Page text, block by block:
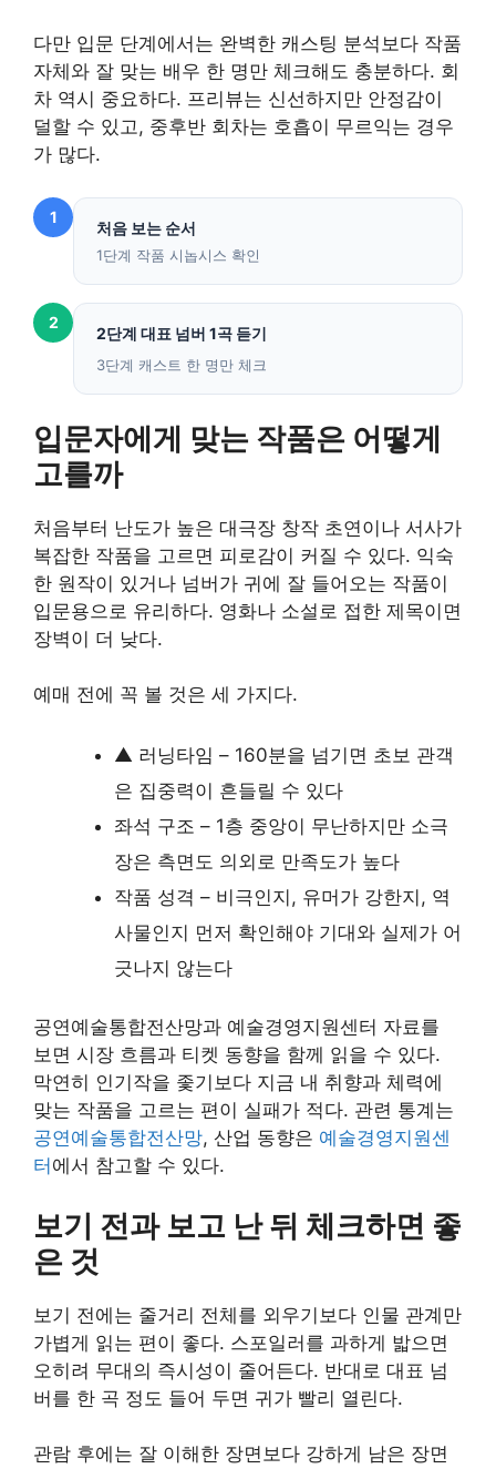
다만 입문 단계에서는 완벽한 캐스팅 분석보다 작품
자체와 잘 맞는 배우 한 명만 체크해도 충분하다. 회
차 역시 중요하다. 프리뷰는 신선하지만 안정감이
덜할 수 있고, 중후반 회차는 호흡이 무르익는 경우
가 많다.
1
처음 보는 순서
1단계 작품 시놉시스 확인
2
2단계 대표 넘버 1곡 듣기
3단계 캐스트 한 명만 체크
입문자에게 맞는 작품은 어떻게
고를까
처음부터 난도가 높은 대극장 창작 초연이나 서사가
복잡한 작품을 고르면 피로감이 커질 수 있다. 익숙
한 원작이 있거나 넘버가 귀에 잘 들어오는 작품이
입문용으로 유리하다. 영화나 소설로 접한 제목이면
장벽이 더 낮다.
예매 전에 꼭 볼 것은 세 가지다.
▲ 러닝타임 – 160분을 넘기면 초보 관객
은 집중력이 흔들릴 수 있다
좌석 구조 – 1층 중앙이 무난하지만 소극
장은 측면도 의외로 만족도가 높다
작품 성격 – 비극인지, 유머가 강한지, 역
사물인지 먼저 확인해야 기대와 실제가 어
긋나지 않는다
공연예술통합전산망과 예술경영지원센터 자료를
보면 시장 흐름과 티켓 동향을 함께 읽을 수 있다.
막연히 인기작을 좇기보다 지금 내 취향과 체력에
맞는 작품을 고르는 편이 실패가 적다. 관련 통계는
공연예술통합전산망, 산업 동향은 예술경영지원센
터 에서 참고할 수 있다.
보기 전과 보고 난 뒤 체크하면 좋
은 것
보기 전에는 줄거리 전체를 외우기보다 인물 관계만
가볍게 읽는 편이 좋다. 스포일러를 과하게 밟으면
오히려 무대의 즉시성이 줄어든다. 반대로 대표 넘
버를 한 곡 정도 들어 두면 귀가 빨리 열린다.
관람 후에는 잘 이해한 장면보다 강하게 남은 장면